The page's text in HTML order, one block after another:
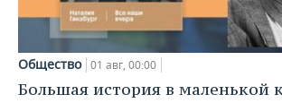
Общество 01 авг, 00:00
Большая история в маленькой